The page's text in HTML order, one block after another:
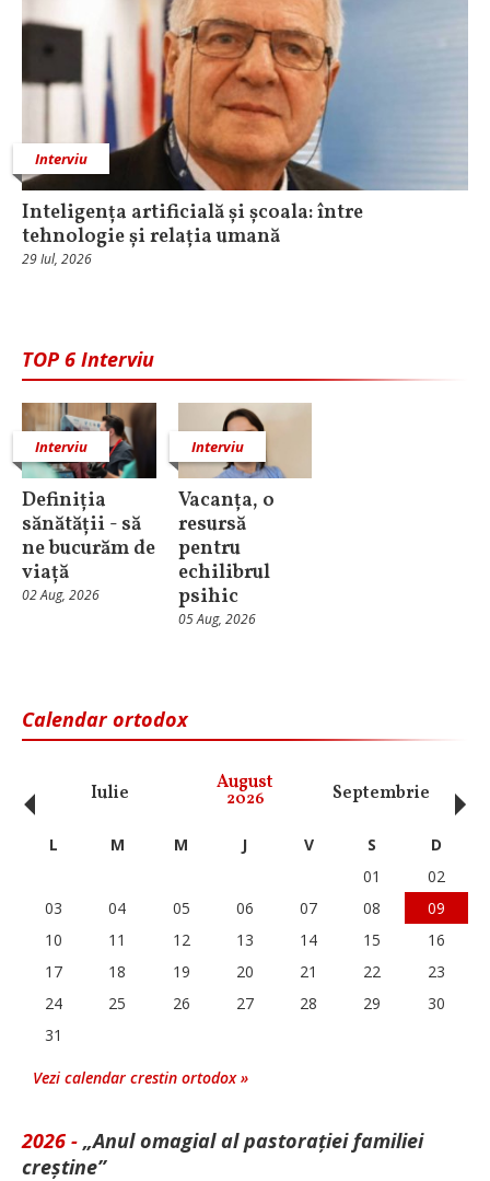
Interviu
Inteligența artificială și școala: între
tehnologie și relația umană
29 Iul, 2026
TOP 6 Interviu
Interviu
Definiția
sănătății - să
ne bucurăm de
viață
02 Aug, 2026
Interviu
Vacanța, o
resursă
pentru
echilibrul
psihic
05 Aug, 2026
Calendar ortodox
Iulie August
2026 Septembrie
‹ L M M J V S
D
01
02
03
04 05 06 07 08
09
10
11 12 13 14 15
16
17
18 19 20 21 22
23
24
25 26 27 28 29
30
31
Vezi calendar crestin ortodox »
2026 - „Anul omagial al pastorației familiei
creștine”